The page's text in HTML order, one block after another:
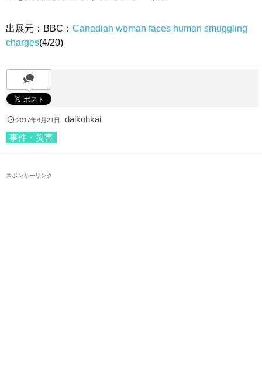
出展元：BBC： Canadian woman faces human smuggling
charges(4/20)
2017年4月21日
daikohkai
事件・災害
スポンサーリンク